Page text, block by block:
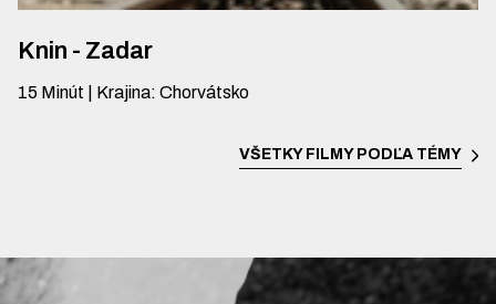
Knin - Zadar
15 Minút Krajina: Chorvátsko
VŠETKY FILMY PODĽA TÉMY